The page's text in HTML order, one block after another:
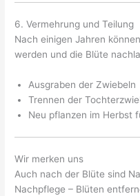
6. Vermehrung und Teilung
Nach einigen Jahren
werden und die Blüte
Ausgraben der Zwiebeln
Trennen der
Neu pflanzen im Herbst
Wir merken uns
Auch nach der Blüte sind
Nachpflege – Blüten